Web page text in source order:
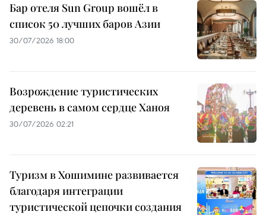
Бар отеля Sun Group вошёл в
список 50 лучших баров Азии
30/07/2026 18:00
Возрождение туристических
деревень в самом сердце Ханоя
30/07/2026 02:21
Туризм в Хошимине развивается
благодаря интеграции
туристической цепочки создания